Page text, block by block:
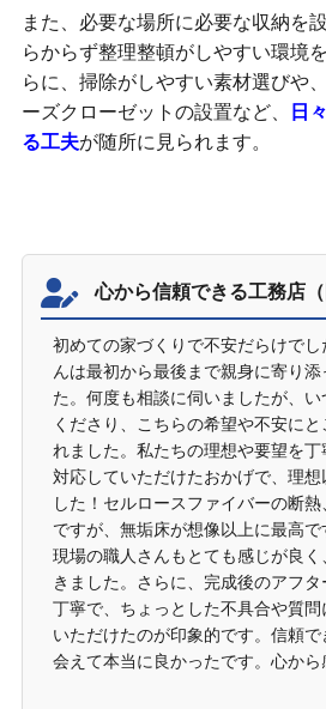
また、必要な場所に必要な収納を
らからず整理整頓がしやすい環境
らに、掃除がしやすい素材選びや
ーズクローゼットの設置など、
日
る工夫が随所に見られます。
心から信頼できる工務店（
初めての家づくりで不安だらけでし
んは最初から最後まで親身に寄り
た。何度も相談に伺いましたが、
くださり、こちらの希望や不安にと
れました。私たちの理想や要望を
対応していただけたおかげで、理想
した！セルロースファイバーの断
ですが、無垢床が想像以上に最高で
現場の職人さんもとても感じが良
きました。さらに、完成後のアフ
丁寧で、ちょっとした不具合や質
いただけたのが印象的です。信頼
会えて本当に良かったです。心か